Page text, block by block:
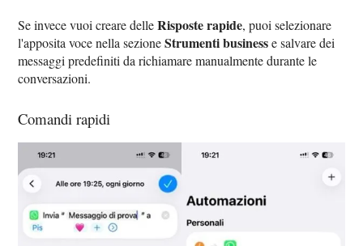
Se invece vuoi creare delleRisposte rapide, puoi selezionare
l'apposita voce nella sezioneStrumenti businesse salvare dei
messaggi predefiniti da richiamare manualmente durante le
conversazioni.
Comandi rapidi